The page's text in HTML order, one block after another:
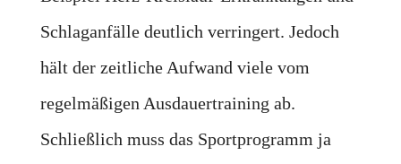
Schlaganfälle deutlich verringert. Jedoch
hält der zeitliche Aufwand viele vom
regelmäßigen Ausdauertraining ab.
Schließlich muss das Sportprogramm ja